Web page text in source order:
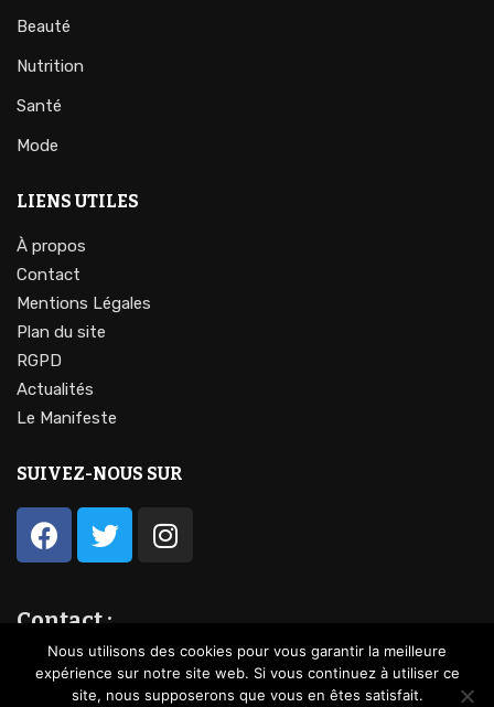
Beauté
Nutrition
Santé
Mode
LIENS UTILES
À propos
Contact
Mentions Légales
Plan du site
RGPD
Actualités
Le Manifeste
SUIVEZ-NOUS SUR
Contact :
contact@lavocationdufeminin.fr
Nous utilisons des cookies pour vous garantir la meilleure
expérience sur notre site web. Si vous continuez à utiliser ce
site, nous supposerons que vous en êtes satisfait.